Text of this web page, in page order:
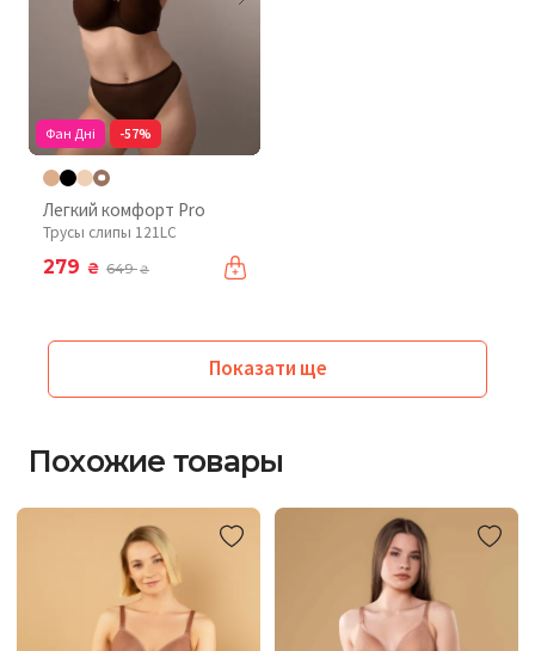
Фан Дні -57%
Легкий комфорт Pro
Трусы слипы 121LC
279 ₴ 649₴
Показати ще
Похожие товары